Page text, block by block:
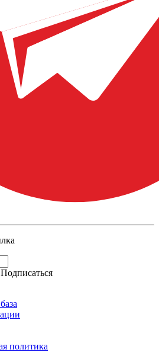
Подписаться
политика